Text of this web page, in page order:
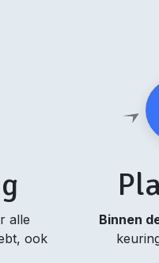
alle
ook
Binnen